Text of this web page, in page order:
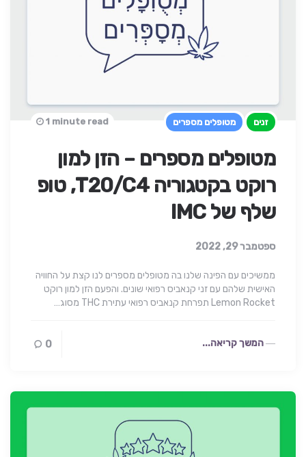
זנים מטופלים מספרים
מטופלים מספרים – הזן למון
רוקט בקטגוריה T20/C4, טופ
שלף של IMC
ספטמבר 29, 2022
1 minute read
ממשיכים עם הפינה שלנו בה מטופלים מספרים לנו קצת על החוויה
האישית שלהם עם זני קנאביס רפואי שונים. והפעם הזן למון רוקט
Lemon Rocket תפרחת קנאביס רפואי עתירת THC מסוג…
המשך קריאה... 0